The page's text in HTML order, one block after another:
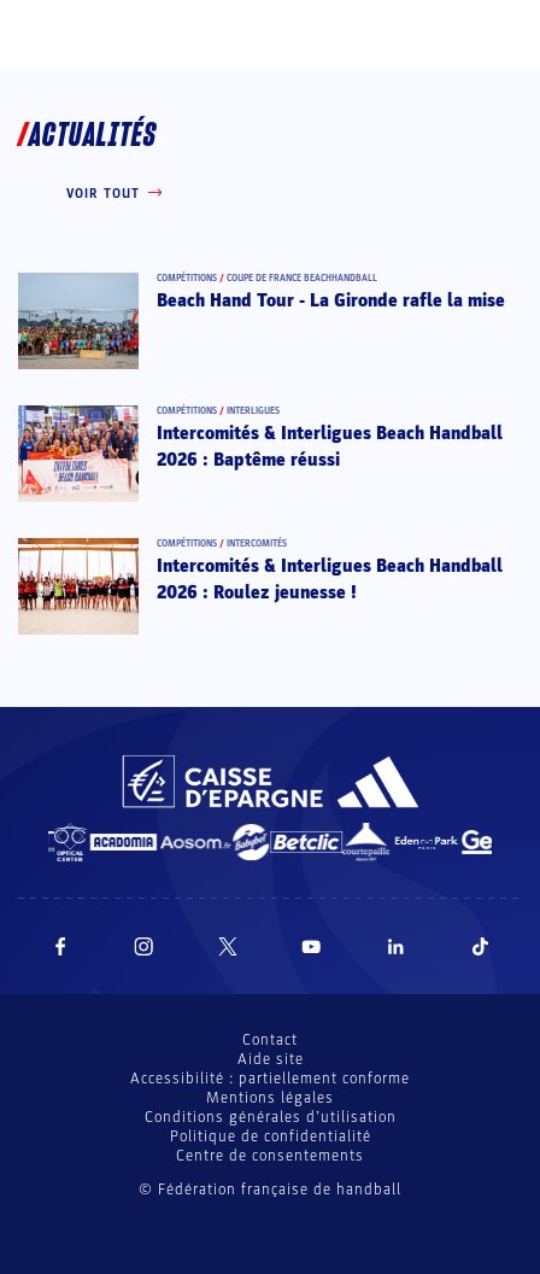
ACTUALITÉS
VOIR TOUT
COMPÉTITIONS / COUPE DE FRANCE BEACHHANDBALL
Beach Hand Tour - La Gironde rafle la mise
COMPÉTITIONS / INTERLIGUES
Intercomités & Interligues Beach Handball
2026 : Baptême réussi
COMPÉTITIONS / INTERCOMITÉS
Intercomités & Interligues Beach Handball
2026 : Roulez jeunesse !
© Fédération française de handball
Contact
Aide site
Accessibilité : partiellement conforme
Mentions légales
Conditions générales d’utilisation
Politique de confidentialité
Centre de consentements